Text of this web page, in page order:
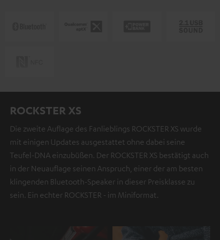
ROCKSTER XS
Die zweite Auflage des Fanlieblings ROCKSTER XS wurde
mit einigen Updates ausgestattet ohne dabei seine
Teufel-DNA einzubüßen. Der ROCKSTER XS bestätigt auch
in der Neuauflage seinen Anspruch, einer der am besten
klingenden Bluetooth-Speaker in dieser Preisklasse zu
sein. Ein echter ROCKSTER - im Miniformat.